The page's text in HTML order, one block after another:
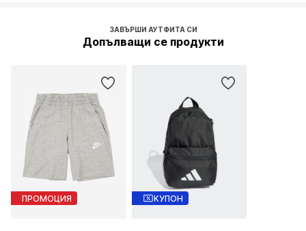
ЗАВЪРШИ АУТФИТА СИ
Допълващи се продукти
ПРОМОЦИЯ КУПОН